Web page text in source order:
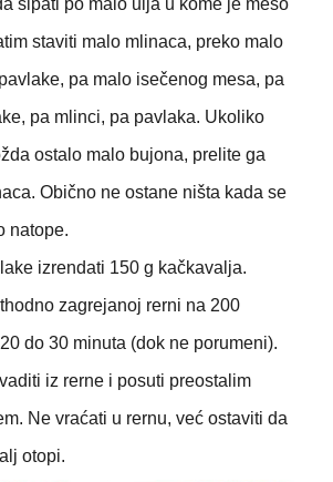
sipati po malo ulja u kome je meso
staviti malo mlinaca, preko malo
pa malo isečenog mesa, pa
pa mlinci, pa pavlaka. Ukoliko
ostalo malo bujona, prelite ga
Obično ne ostane ništa kada se
natope.
izrendati 150 g kačkavalja.
zagrejanoj rerni na 200
do 30 minuta (dok ne porumeni).
iz rerne i posuti preostalim
Ne vraćati u rernu, već ostaviti da
otopi.